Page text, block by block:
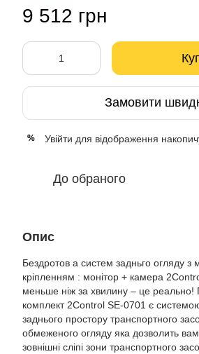
9 512 грн
Замовити
% Увійти для відображення
До обраного
Опис
Бездротов а систем задньго огляду з
кріпленням : монітор + камера
меньше ніж за хвилину – це реально!
комплект 2Control SE-0701 є
заднього простору транспортного
обмеженого огляду яка дозволить
зовнішні сліпі зони транспортного